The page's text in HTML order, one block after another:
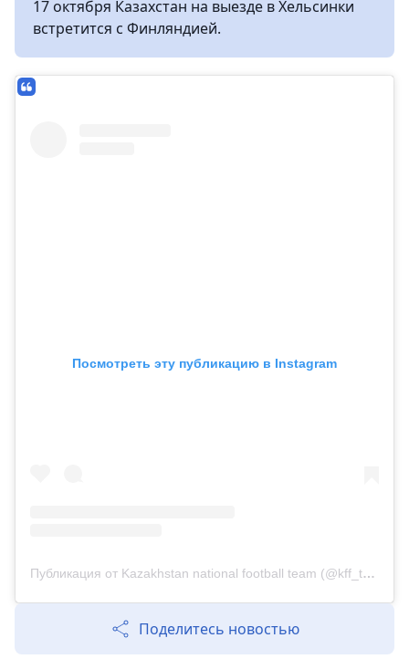
17 октября Казахстан на выезде в Хельсинки
встретится с Финляндией.
Посмотреть эту публикацию в Instagram
Публикация от Kazakhstan national football team (@kff_team)
Поделитесь новостью